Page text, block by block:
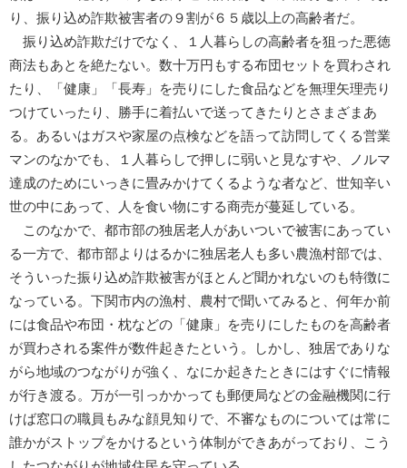
り、振り込め詐欺被害者の９割が６５歳以上の高齢者だ。
振り込め詐欺だけでなく、１人暮らしの高齢者を狙った悪徳
商法もあとを絶たない。数十万円もする布団セットを買わされ
たり、「健康」「長寿」を売りにした食品などを無理矢理売り
つけていったり、勝手に着払いで送ってきたりとさまざまあ
る。あるいはガスや家屋の点検などを語って訪問してくる営業
マンのなかでも、１人暮らしで押しに弱いと見なすや、ノルマ
達成のためにいっきに畳みかけてくるような者など、世知辛い
世の中にあって、人を食い物にする商売が蔓延している。
このなかで、都市部の独居老人があいついで被害にあってい
る一方で、都市部よりはるかに独居老人も多い農漁村部では、
そういった振り込め詐欺被害がほとんど聞かれないのも特徴に
なっている。下関市内の漁村、農村で聞いてみると、何年か前
には食品や布団・枕などの「健康」を売りにしたものを高齢者
が買わされる案件が数件起きたという。しかし、独居でありな
がら地域のつながりが強く、なにか起きたときにはすぐに情報
が行き渡る。万が一引っかかっても郵便局などの金融機関に行
けば窓口の職員もみな顔見知りで、不審なものについては常に
誰かがストップをかけるという体制ができあがっており、こう